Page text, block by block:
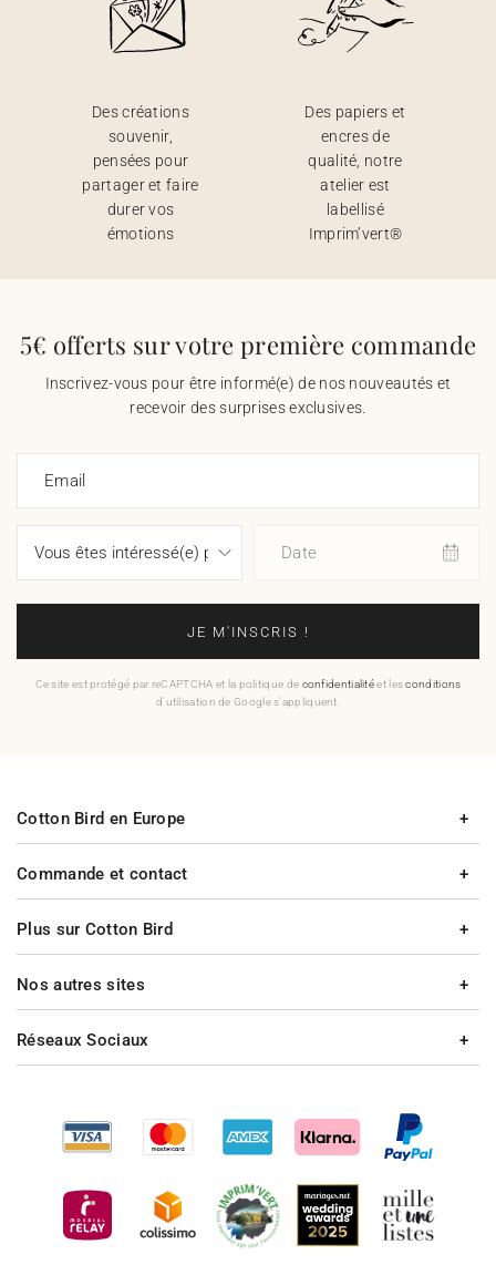
Des créations
souvenir,
pensées pour
partager et faire
durer vos
émotions
Des papiers et
encres de
qualité, notre
atelier est
labellisé
Imprim’vert®
5€ offerts sur votre première commande
Inscrivez-vous pour être informé(e) de nos nouveautés et
recevoir des surprises exclusives.
Email
Date
JE M'INSCRIS !
Ce site est protégé par reCAPTCHA et la politique de confidentialitéet lesconditions
d'utilisation de Google s'appliquent.
Commande et contact
Plus sur Cotton Bird
Cotton Bird en Europe
Nos autres sites
Réseaux Sociaux